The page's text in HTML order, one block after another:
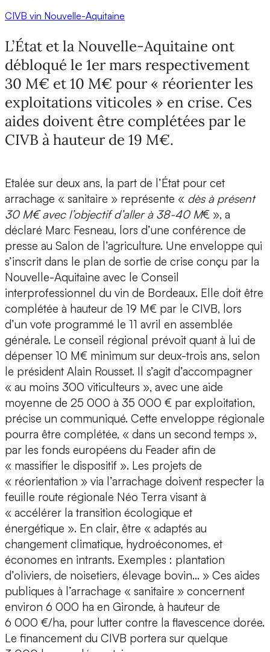
CIVB vin Nouvelle-Aquitaine
L’État et la Nouvelle-Aquitaine ont
débloqué le 1er mars respectivement
30 M€ et 10 M€ pour « réorienter les
exploitations viticoles » en crise. Ces
aides doivent être complétées par le
CIVB à hauteur de 19 M€.
Etalée sur deux ans, la part de l’État pour cet
arrachage « sanitaire » représente « dès à présent
30 M€ avec l’objectif d’aller à 38-40 M€ », a
déclaré Marc Fesneau, lors d’une conférence de
presse au Salon de l’agriculture. Une enveloppe qui
s’inscrit dans le plan de sortie de crise conçu par la
Nouvelle-Aquitaine avec le Conseil
interprofessionnel du vin de Bordeaux. Elle doit être
complétée à hauteur de 19 M€ par le CIVB, lors
d’un vote programmé le 11 avril en assemblée
générale. Le conseil régional prévoit quant à lui de
dépenser 10 M€ minimum sur deux-trois ans, selon
le président Alain Rousset. Il s’agit d’accompagner
« au moins 300 viticulteurs », avec une aide
moyenne de 25 000 à 35 000 € par exploitation,
précise un communiqué. Cette enveloppe régionale
pourra être complétée, « dans un second temps »,
par les fonds européens du Feader afin de
« massifier le dispositif ». Les projets de
« réorientation » via l’arrachage doivent respecter la
feuille route régionale Néo Terra visant à
« accélérer la transition écologique et
énergétique ». En clair, être « adaptés au
changement climatique, hydroéconomes, et
économes en intrants. Exemples : plantation
d’oliviers, de noisetiers, élevage bovin… » Ces aides
publiques à l’arrachage « sanitaire » concernent
environ 6 000 ha en Gironde, à hauteur de
6 000 €/ha, pour lutter contre la flavescence dorée.
Le financement du CIVB portera sur quelque